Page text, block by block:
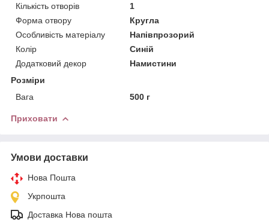
Кількість отворів
1
Форма отвору
Кругла
Особливість матеріалу
Напівпрозорий
Колір
Синій
Додатковий декор
Намистини
Розміри
Вага
500 г
Приховати
Умови доставки
Нова Пошта
Укрпошта
Доставка Нова пошта